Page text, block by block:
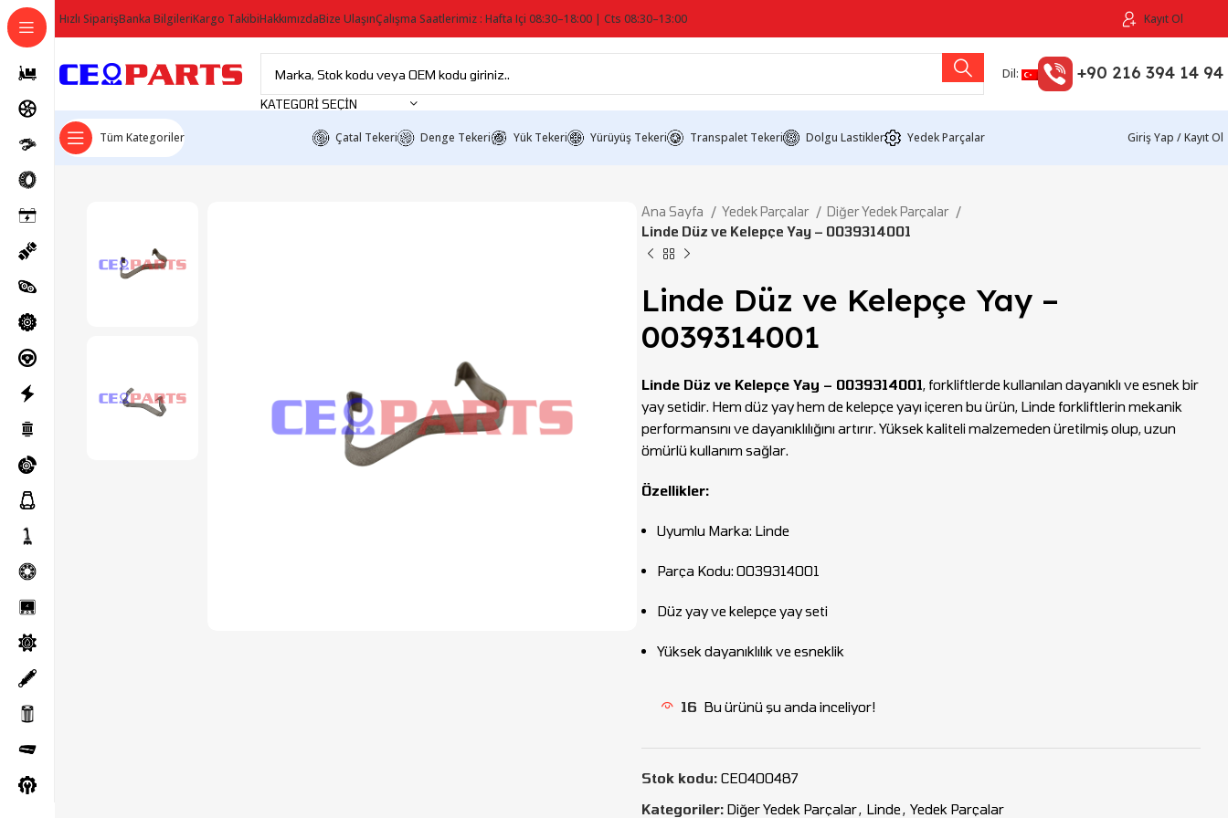
Hızlı SiparişBanka BilgileriKargo TakibiHakkımızdaBize UlaşınÇalışma Saatlerimiz : Hafta Içi 08:30–18:00 | Cts 08:30–13:00 Kayıt Ol
KATEGORI SEÇIN
Dil: +90 216 394 14 94
Tüm Kategoriler Çatal Tekeri Denge Tekeri Yük Tekeri Yürüyüş Tekeri Transpalet Tekeri Dolgu Lastikler Yedek Parçalar Giriş Yap / Kayıt Ol
Ana Sayfa Yedek Parçalar
Diğer Yedek Parçalar
Linde Düz ve Kelepçe Yay – 0039314001
Linde Düz ve Kelepçe Yay –
0039314001
Linde Düz ve Kelepçe Yay – 0039314001, forkliftlerde kullanılan dayanıklı ve esnek bir
yay setidir. Hem düz yay hem de kelepçe yayı içeren bu ürün, Linde forkliftlerin mekanik
performansını ve dayanıklılığını artırır. Yüksek kaliteli malzemeden üretilmiş olup, uzun
ömürlü kullanım sağlar.
Özellikler:
Uyumlu Marka: Linde
Parça Kodu: 0039314001
Düz yay ve kelepçe yay seti
Yüksek dayanıklılık ve esneklik
16 Bu ürünü şu anda inceliyor!
Stok kodu: CEO400487
Kategoriler: Diğer Yedek Parçalar, Linde, Yedek Parçalar